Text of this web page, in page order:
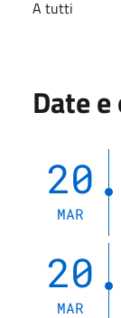
A tutti
Date
20
MAR
20
MAR